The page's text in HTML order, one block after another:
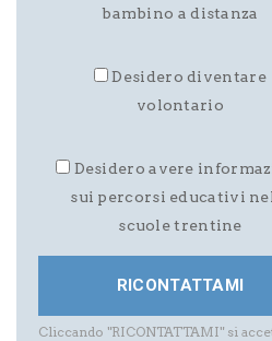
bambino a distanza
Desidero diventare
volontario
Desidero avere
sui percorsi educativi
scuole trentine
Cliccando "RICONTATTAMI" si